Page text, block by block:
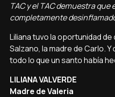
TAC y el TAC demuestra que
completamente
Liliana tuvo la oportunidad
Salzano, la madre de Carlo.
todo lo que un santo había
LILIANA VALVERDE
Madre de Valeria